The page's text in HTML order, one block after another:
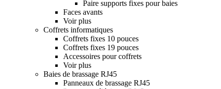
Paire supports fixes pour baies
Faces avants
Voir plus
Coffrets informatiques
Coffrets fixes 10 pouces
Coffrets fixes 19 pouces
Accessoires pour coffrets
Voir plus
Baies de brassage RJ45
Panneaux de brassage RJ45